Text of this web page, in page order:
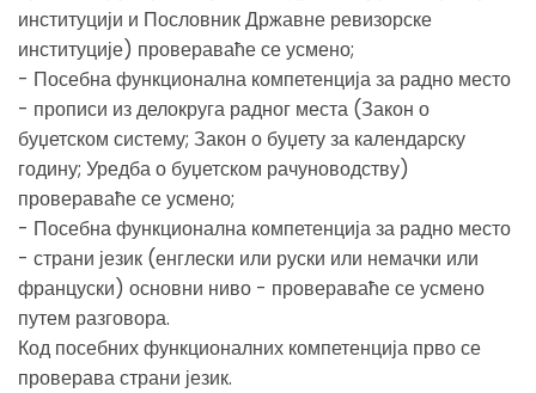
институцији и Пословник Државне ревизорске
институције) провераваће се усмено;
- Посебна функционална компетенција за радно место
- прописи из делокруга радног места (Закон о
буџетском систему; Закон о буџету за календарску
годину; Уредба о буџетском рачуноводству)
провераваће се усмено;
- Посебна функционална компетенција за радно место
- страни језик (енглески или руски или немачки или
француски) основни ниво - провераваће се усмено
путем разговора.
Код посебних функционалних компетенција прво се
проверава страни језик.